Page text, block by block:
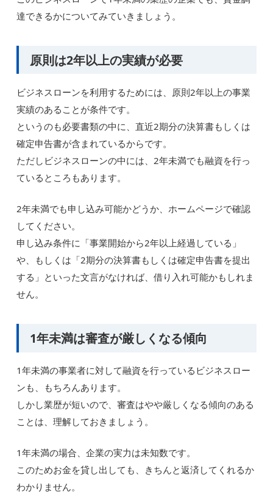
達できるかについてみていきましょう。
原則は2年以上の実績が必要
ビジネスローンを利用するためには、原則2年以上の事業
実績のあることが条件です。
というのも必要書類の中に、直近2期分の決算書もしくは
確定申告書が含まれているからです。
ただしビジネスローンの中には、2年未満でも融資を行っ
ているところもあります。
2年未満でも申し込み可能かどうか、ホームページで確認
してください。
申し込み条件に「事業開始から2年以上経過している」
や、もしくは「2期分の決算書もしくは確定申告書を提出
する」といった文言がなければ、借り入れ可能かもしれま
せん。
1年未満は審査が厳しくなる傾向
1年未満の事業者に対して融資を行っているビジネスロー
ンも、もちろんあります。
しかし業歴が短いので、審査はやや厳しくなる傾向のある
ことは、理解しておきましょう。
1年未満の場合、企業の実力は未知数です。
このためお金を貸し出しても、きちんと返済してくれるか
わかりません。